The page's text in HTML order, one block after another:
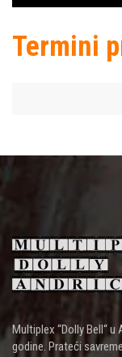
Termini
Multiplex “Dolly Bell“
godine. Prateći